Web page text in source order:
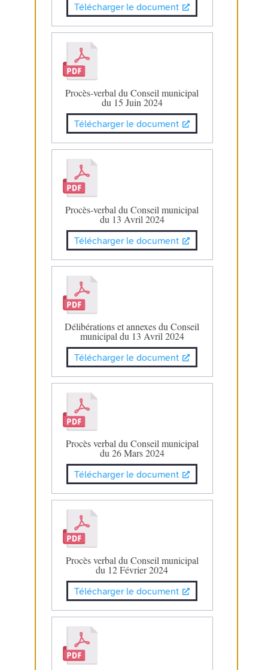
Télécharger le document
Procès-verbal du Conseil municipal
du 15 Juin 2024
Télécharger le document
Procès-verbal du Conseil municipal
du 13 Avril 2024
Télécharger le document
Délibérations et annexes du Conseil
municipal du 13 Avril 2024
Télécharger le document
Procès verbal du Conseil municipal
du 26 Mars 2024
Télécharger le document
Procès verbal du Conseil municipal
du 12 Février 2024
Télécharger le document